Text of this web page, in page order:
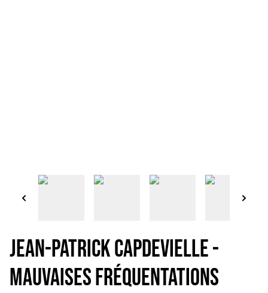
JEAN-PATRICK CAPDEVIELLE -
Mauvaises fréquentations